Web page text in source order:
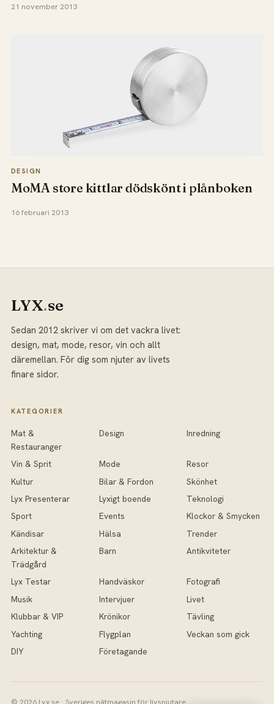
21 november 2013
DESIGN
MoMA store kittlar dödskönt i plånboken
16 februari 2013
LYX.se
Sedan 2012 skriver vi om det vackra livet:
design, mat, mode, resor, vin och allt
däremellan. För dig som njuter av livets
finare sidor.
KATEGORIER
Mat &
Restauranger
Design Inredning
Vin & Sprit Mode
Resor
Kultur
Bilar & Fordon
Skönhet
Lyx Presenterar
Lyxigt boende
Teknologi
Sport
Events
Klockor & Smycken
Kändisar
Hälsa
Trender
Arkitektur &
Trädgård
Barn Antikviteter
Lyx Testar Handväskor
Fotografi
Musik
Intervjuer
Livet
Klubbar & VIP
Krönikor
Tävling
Yachting
Flygplan
Veckan som gick
DIY
Företagande